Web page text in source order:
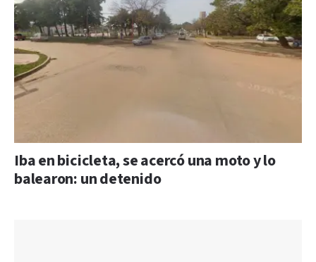
Iba en bicicleta, se acercó una moto y lo
balearon: un detenido